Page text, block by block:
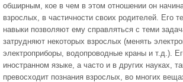
обширным, кое в чем в этом отношении он
взрослых, в частичности своих родителей. Его
навыки позволяют ему справляться с теми
затрудняют некоторых взрослых (менять
электроприборы, водопроводные краны и т.д.).
иностранном языке, а часто и в других науках,
превосходит познания взрослых, во многих